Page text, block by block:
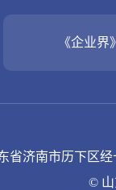
山东省
省济南市历下区
©